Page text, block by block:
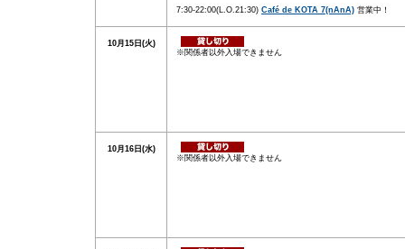
7:30-22:00(L.O.21:30) Café de KOTA 7(nAnA) 営業中！
10月15日(火)
※関係者以外入場できません
10月16日(水)
※関係者以外入場できません